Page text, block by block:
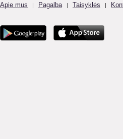
Apie mus | Pagalba | Taisyklės |